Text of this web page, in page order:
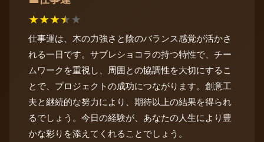
★★★★★
仕事運は、木の力強さと陰のバランス感覚が活かさ
れる一日です。サブレショコラの持つ特性で、チー
ムワークを重視し、周囲との協調性を大切にするこ
とで、プロジェクトの成功につながります。創意工
夫と継続的な努力により、期待以上の結果を得られ
るでしょう。今日の経験が、あなたの人生により豊
かな彩りを添えてくれることでしょう。